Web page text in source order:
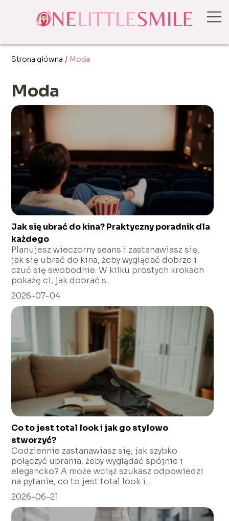
Strona główna / Moda
Moda
Jak się ubrać do kina? Praktyczny poradnik dla
każdego
Planujesz wieczorny seans i zastanawiasz się,
jak się ubrać do kina, żeby wyglądać dobrze i
czuć się swobodnie. W kilku prostych krokach
pokażę ci, jak dobrać s...
2026-07-04
Co to jest total look i jak go stylowo
stworzyć?
Codziennie zastanawiasz się, jak szybko
połączyć ubrania, żeby wyglądać spójnie i
elegancko? A może wciąż szukasz odpowiedzi
na pytanie, co to jest total look i...
2026-06-21